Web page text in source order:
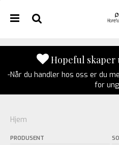
Hopeful
-Når du handler hos oss er du
for
Hjem
PRODUSENT